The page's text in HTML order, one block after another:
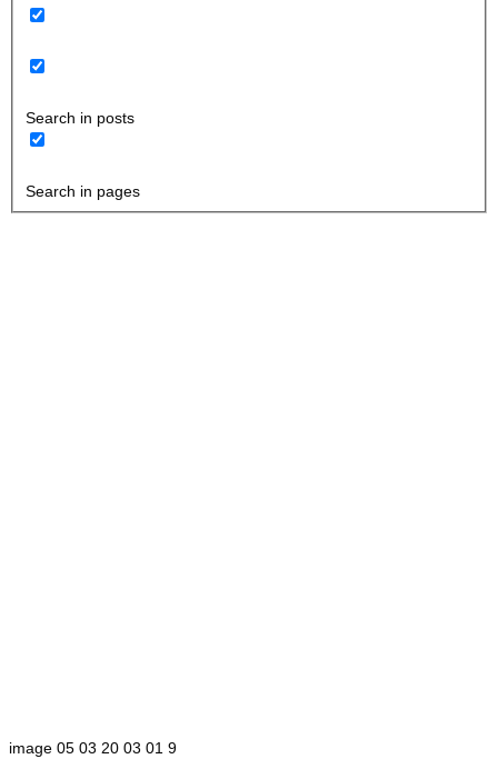
Search in posts
Search in pages
image 05 03 20 03 01 9